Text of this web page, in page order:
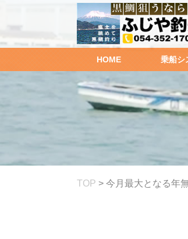
HOME 乗船シ
TOP > 今月最大となる年